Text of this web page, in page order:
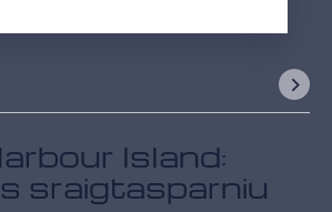
Island:
sraigtasparniu